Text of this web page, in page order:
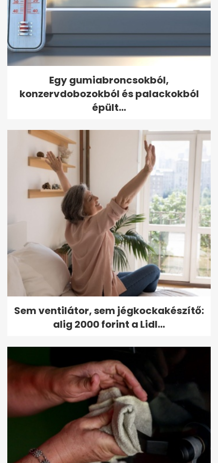
Egy gumiabroncsokból,
konzervdobozokból és palackokból
épült...
Sem ventilátor, sem jégkockakészítő:
alig 2000 forint a Lidl...